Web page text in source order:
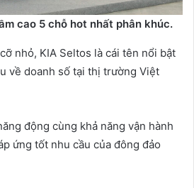
cao 5 chỗ hot nhất phân khúc.
nhỏ, KIA Seltos là cái tên nổi bật
về doanh số tại thị trường Việt
động cùng khả năng vận hành
ứng tốt nhu cầu của đông đảo